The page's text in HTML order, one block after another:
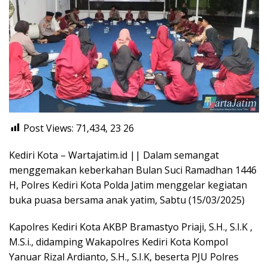
Post Views: 71,434, 23 26
Kediri Kota – Wartajatim.id || Dalam semangat
menggemakan keberkahan Bulan Suci Ramadhan 1446
H, Polres Kediri Kota Polda Jatim menggelar kegiatan
buka puasa bersama anak yatim, Sabtu (15/03/2025)
Kapolres Kediri Kota AKBP Bramastyo Priaji, S.H., S.I.K ,
M.S.i., didamping Wakapolres Kediri Kota Kompol
Yanuar Rizal Ardianto, S.H., S.I.K, beserta PJU Polres